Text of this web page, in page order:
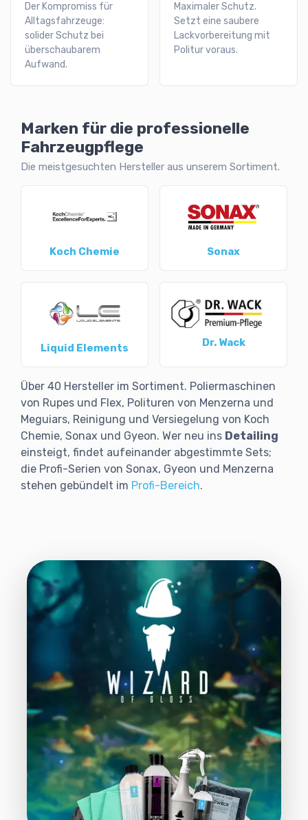
Der Kompromiss für
Alltagsfahrzeuge:
solider Schutz bei
überschaubarem
Aufwand.
Maximaler Schutz.
Setzt eine saubere
Lackvorbereitung mit
Politur voraus.
Marken für die professionelle
Fahrzeugpflege
Die meistgesuchten Hersteller aus unserem Sortiment.
Koch Chemie Sonax
Liquid Elements Dr. Wack
Über 40 Hersteller im Sortiment. Poliermaschinen
von Rupes und Flex, Polituren von Menzerna und
Meguiars, Reinigung und Versiegelung von Koch
Chemie, Sonax und Gyeon. Wer neu ins Detailing
einsteigt, findet aufeinander abgestimmte Sets;
die Profi-Serien von Sonax, Gyeon und Menzerna
stehen gebündelt im Profi-Bereich.